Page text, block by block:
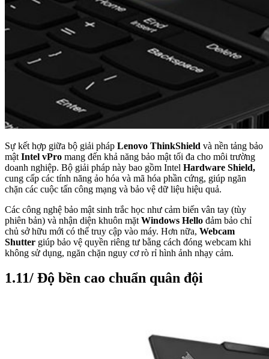
Sự kết hợp giữa bộ giải pháp Lenovo ThinkShield và nền tảng bảo
mật Intel vPro mang đến khả năng bảo mật tối đa cho môi trường
doanh nghiệp. Bộ giải pháp này bao gồm Intel Hardware Shield,
cung cấp các tính năng ảo hóa và mã hóa phần cứng, giúp ngăn
chặn các cuộc tấn công mạng và bảo vệ dữ liệu hiệu quả.
Các công nghệ bảo mật sinh trắc học như cảm biến vân tay (tùy
phiên bản) và nhận diện khuôn mặt Windows Hello đảm bảo chỉ
chủ sở hữu mới có thể truy cập vào máy. Hơn nữa, Webcam
Shutter giúp bảo vệ quyền riêng tư bằng cách đóng webcam khi
không sử dụng, ngăn chặn nguy cơ rò rỉ hình ảnh nhạy cảm.
1.11/ Độ bền cao chuẩn quân đội